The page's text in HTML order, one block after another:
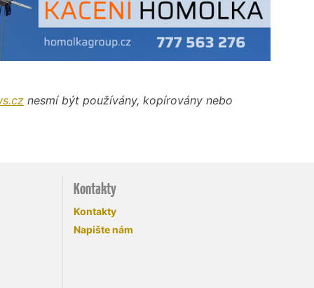
nesmí být používány, kopírovány nebo
Kontakty
Kontakty
Napište nám